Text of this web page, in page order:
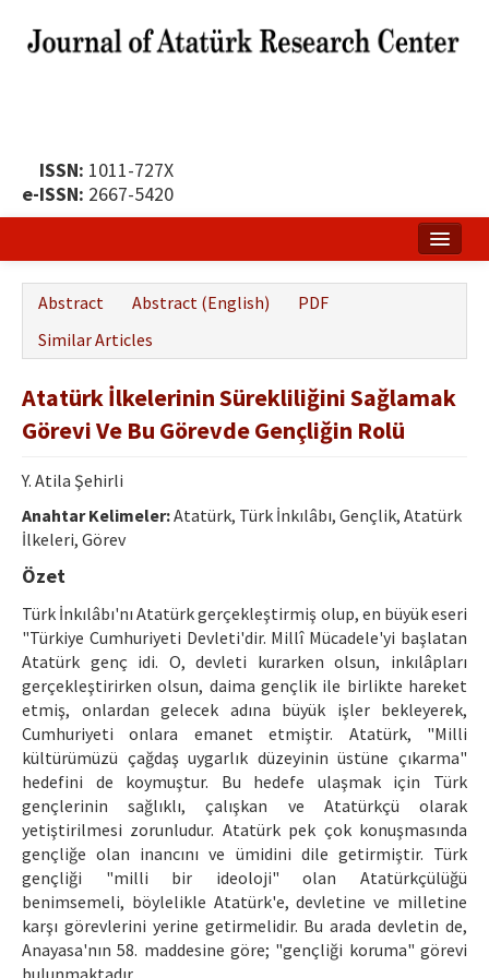
ISSN: 1011-727X
e-ISSN: 2667-5420
Publication Policy
Boards of the Journal
Ethical Principles
Author's Guide
Refereeing Guide
Contact Us
Abstract Abstract (English)
PDF
Similar Articles
Atatürk İlkelerinin Sürekliliğini Sağlamak
Görevi Ve Bu Görevde Gençliğin Rolü
Y. Atila Şehirli
Anahtar Kelimeler:Atatürk, Türk İnkılâbı, Gençlik, Atatürk
İlkeleri, Görev
Özet
Türk İnkılâbı'nı Atatürk gerçekleştirmiş olup, en büyük eseri
"Türkiye Cumhuriyeti Devleti'dir. Millî Mücadele'yi başlatan
Atatürk genç idi. O, devleti kurarken olsun, inkılâpları
gerçekleştirirken olsun, daima gençlik ile birlikte hareket
etmiş, onlardan gelecek adına büyük işler bekleyerek,
Cumhuriyeti onlara emanet etmiştir. Atatürk, "Milli
kültürümüzü çağdaş uygarlık düzeyinin üstüne çıkarma"
hedefini de koymuştur. Bu hedefe ulaşmak için Türk
gençlerinin sağlıklı, çalışkan ve Atatürkçü olarak
yetiştirilmesi zorunludur. Atatürk pek çok konuşmasında
gençliğe olan inancını ve ümidini dile getirmiştir. Türk
gençliği "milli bir ideoloji" olan Atatürkçülüğü
benimsemeli, böylelikle Atatürk'e, devletine ve milletine
karşı görevlerini yerine getirmelidir. Bu arada devletin de,
Anayasa'nın 58. maddesine göre; "gençliği koruma" görevi